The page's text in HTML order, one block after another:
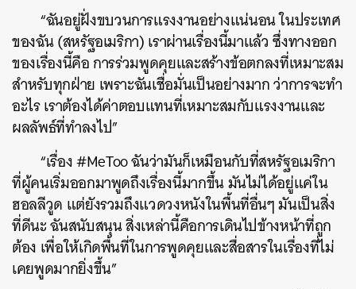
“ฉันอยู่ฝั่งขบวนการแรงงานอย่างแน่นอน ในประเทศ
ของฉัน (สหรัฐอเมริกา) เราผ่านเรื่องนี้มาแล้ว ซึ่งทางออก
ของเรื่องนี้คือ การร่วมพูดคุยและสร้างข้อตกลงที่เหมาะสม
สำหรับทุกฝ่าย เพราะฉันเชื่อมั่นเป็นอย่างมาก ว่าการจะทำ
อะไร เราต้องได้ค่าตอบแทนที่เหมาะสมกับแรงงานและ
ผลลัพธ์ที่ทำลงไป”
“เรื่อง #MeToo ฉันว่ามันก็เหมือนกับที่สหรัฐอเมริกา
ที่ผู้คนเริ่มออกมาพูดถึงเรื่องนี้มากขึ้น มันไม่ได้อยู่แค่ใน
ฮอลลีวูด แต่ยังรวมถึงแวดวงหนังในพื้นที่อื่นๆ มันเป็นสิ่ง
ที่ดีนะ ฉันสนับสนุน สิ่งเหล่านี้คือการเดินไปข้างหน้าที่ถูก
ต้อง เพื่อให้เกิดพื้นที่ในการพูดคุยและสื่อสารในเรื่องที่ไม่
เคยพูดมากยิ่งขึ้น”